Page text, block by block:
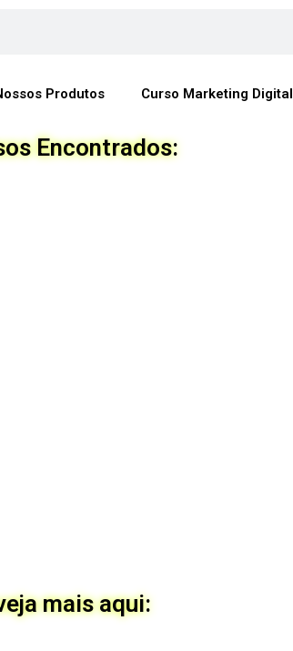
Produtos Curso Marketing Digital
Encontrados:
mais aqui: